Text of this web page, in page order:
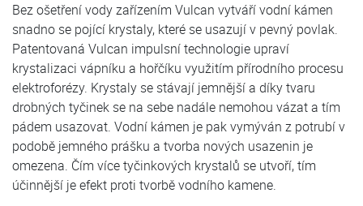
Bez ošetření vody zařízením Vulcan vytváří vodní kámen
snadno se pojící krystaly, které se usazují v pevný povlak.
Patentovaná Vulcan impulsní technologie upraví
krystalizaci vápníku a hořčíku využitím přírodního procesu
elektroforézy. Krystaly se stávají jemnější a díky tvaru
drobných tyčinek se na sebe nadále nemohou vázat a tím
pádem usazovat. Vodní kámen je pak vymýván z potrubí v
podobě jemného prášku a tvorba nových usazenin je
omezena. Čím více tyčinkových krystalů se utvoří, tím
účinnější je efekt proti tvorbě vodního kamene.